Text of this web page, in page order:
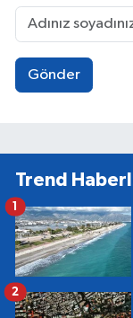
Gönder
Trend
1
2